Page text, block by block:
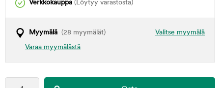
Verkkokauppa (Löytyy varastosta)
Valitse myymälä
Myymälä (28 myymälät)
Varaa myymälästä